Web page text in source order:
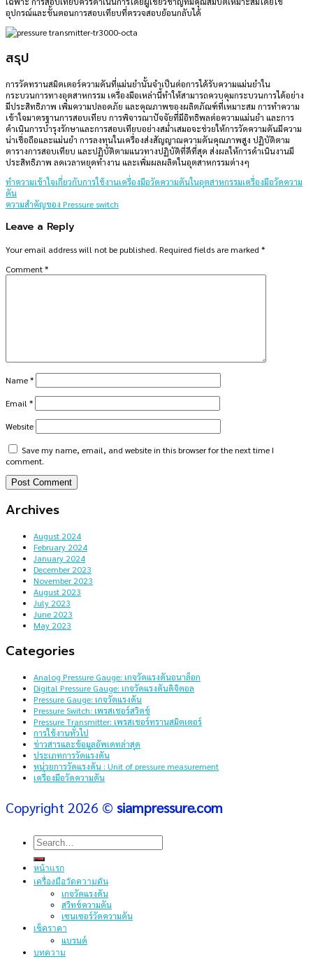
อุปกรณ์และขั้นตอนการสอบเทียบที่ตรวจสอบย้อนกลับได้
สรุป
การวัดทรานสมิตเตอร์ความดันที่แม่นยำนั้นจำเป็นต่อการได้รับความแม่นยำใน
กระบวนการทางอุตสาหกรรม เครื่องมือเหล่านี้ทำให้สามารถควบคุมกระบวนการได้อย่าง
มีประสิทธิภาพ เพิ่มความปลอดภัย และคุณภาพของผลิตภัณฑ์ที่เหมาะสม การทำความ
เข้าใจมาตรฐานการสอบเทียบ การพิจารณาปัจจัยที่มีอิทธิพลต่อความแม่นยำ และการ
ดำเนินการบำรุงรักษาและการสอบเทียบอย่างสม่ำเสมอจะช่วยให้การวัดความดันมีความ
น่าเชื่อถือและแม่นยำ การลงทุนในเครื่องส่งสัญญาณความดันคุณภาพสูง ปฏิบัติตาม
ตารางการสอบเทียบ และปฏิบัติตามแนวทางปฏิบัติที่ดีที่สุด ส่งผลให้การดำเนินงานมี
ประสิทธิภาพ ลดเวลาหยุดทำงาน และเพิ่มผลผลิตในอุตสาหกรรมต่างๆ
ทำความเข้าใจเกี่ยวกับการใช้งานเครื่องมือวัดความดันในอุตสาหกรรมเครื่องมือวัดความ
ดัน
ความสำคัญของ Pressure switch
Leave a Reply
Your email address will not be published. Required fields are marked *
Comment*
Name*
Email *
Website
Save my name, email, and website in this browser for the next time I
comment.
Archives
August 2024
February 2024
January 2024
December 2023
November 2023
August 2023
July 2023
June 2023
May 2023
Categories
Analog Pressure Gauge: เกจวัดแรงดันอนาล็อก
Digital Pressure Gauge: เกจวัดแรงดันดิจิตอล
Pressure Gauge: เกจวัดแรงดัน
Pressure Switch: เพรสเชอร์สวิตช์
Pressure Transmitter: เพรสเชอร์ทรานสมิตเตอร์
การใช้งานทั่วไป
ข่าวสารและข้อมูลอัพเดทล่าสุด
ประเภทการวัดแรงดัน
หน่วยการวัดแรงดัน : Unit of pressure measurement
เครื่องมือวัดความดัน
Copyright 2026 © siampressure.com
Search
for:
หน้าแรก
เครื่องมือวัดความดัน
เกจวัดแรงดัน
สวิทช์ความดัน
เซนเซอร์วัดความดัน
เช็คราคา
แบรนด์
บทความ